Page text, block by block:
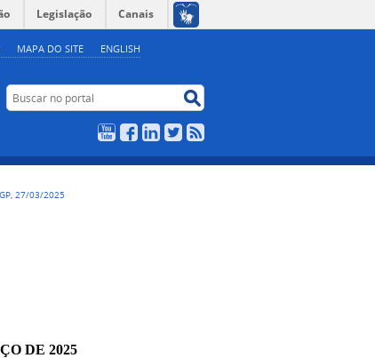
MAPA DO SITE ENGLISH
Legislação Canais
Buscar no portal
YouTubeFacebookLinkedIn
Twitter
27/03/2025
DE 2025